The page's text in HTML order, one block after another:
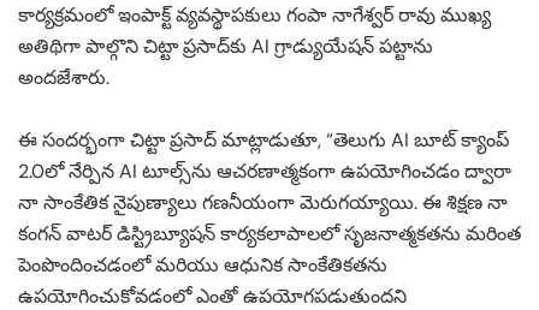
కార్యక్రమంలో ఇంపాక్ట్ వ్యవస్థాపకులు గంపా నాగేశ్వర్ రావు ముఖ్య
అతిథిగా పాల్గొని చిట్టా ప్రసాద్‌కు AI గ్రాడ్యుయేషన్ పట్టాను
అందజేశారు.
ఈ సందర్భంగా చిట్టా ప్రసాద్ మాట్లాడుతూ, “తెలుగు AI బూట్ క్యాంప్
2.0లో నేర్పిన AI టూల్స్‌ను ఆచరణాత్మకంగా ఉపయోగించడం ద్వారా
నా సాంకేతిక నైపుణ్యాలు గణనీయంగా మెరుగయ్యాయి. ఈ శిక్షణ నా
కంగన్ వాటర్ డిస్ట్రిబ్యూషన్ కార్యకలాపాలలో సృజనాత్మకతను మరింత
పెంపొందించడంలో మరియు ఆధునిక సాంకేతికతను
ఉపయోగించుకోవడంలో ఎంతో ఉపయోగపడుతుందని